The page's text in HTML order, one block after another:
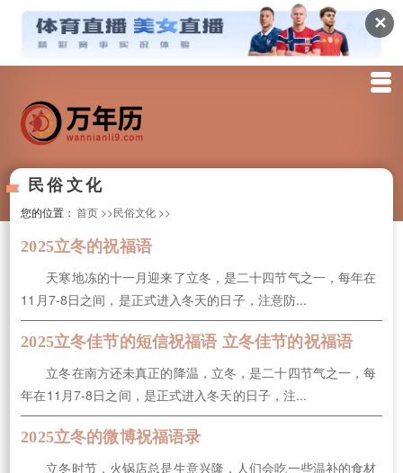
✕
民俗文化
您的位置：首页 >>民俗文化 >>
2025立冬的祝福语
天寒地冻的十一月迎来了立冬，是二十四节气之一，每年在
11月7-8日之间，是正式进入冬天的日子，注意防...
2025立冬佳节的短信祝福语 立冬佳节的祝福语
立冬在南方还未真正的降温，立冬，是二十四节气之一，每
年在11月7-8日之间，是正式进入冬天的日子，注...
2025立冬的微博祝福语录
立冬时节，火锅店总是生意兴隆，人们会吃一些温补的食材